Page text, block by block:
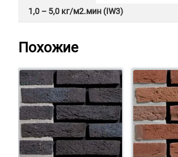
1,0 – 5,0 кг/м2.мин (IW3)
Похожие